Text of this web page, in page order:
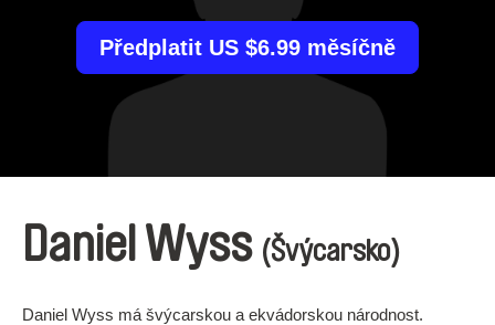
Předplatit US $6.99 měsíčně
Daniel Wyss (Švýcarsko)
Daniel Wyss má švýcarskou a ekvádorskou národnost.